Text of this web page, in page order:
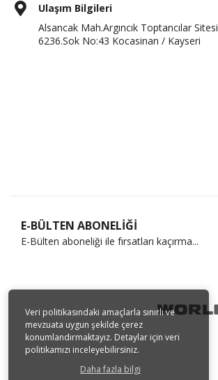
Veri politikasındaki amaçlarla sınırlı ve
mevzuata uygun şekilde çerez
konumlandırmaktayız. Detaylar için veri
politikamızı inceleyebilirsiniz.
Daha fazla bilgi
Ulaşım Bilgileri
Alsancak Mah.Argıncık Toptancılar Sitesi
6236.Sok No:43 Kocasinan / Kayseri
E-BÜLTEN ABONELİĞİ
E-Bülten aboneliği ile fırsatları kaçırma...